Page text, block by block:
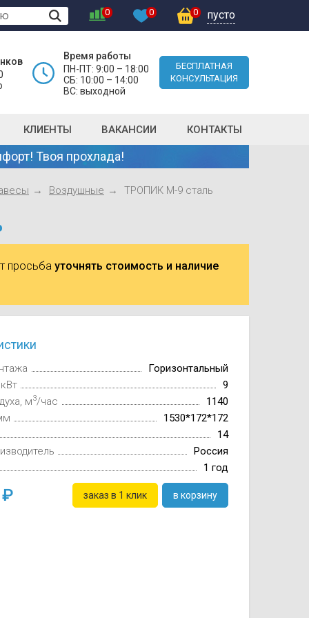
0 0 0 пусто
Время работы
ПН-ПТ: 9:00 – 18:00
СБ: 10:00 – 14:00
ВС: выходной
БЕСПЛАТНАЯ
КОНСУЛЬТАЦИЯ
КЛИЕНТЫ ВАКАНСИИ КОНТАКТЫ
Твоя прохлада!
Воздушные ТРОПИК М-9 сталь
просьба уточнять стоимость и наличие
Горизонтальный
9
м3/час
1140
1530*172*172
14
Россия
1 год
заказ в 1 клик в корзину